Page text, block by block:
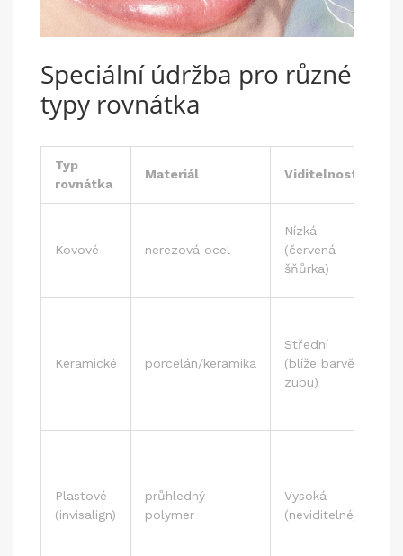
Speciální údržba pro různé
typy rovnátka
Typ
rovnátka
Materiál Viditelnost
Kovové nerezová ocel
Nízká
(červená
šňůrka)
Keramické porcelán/keramika
Střední
(blíže barvě
zubu)
Plastové
(invisalign)
průhledný
polymer
Vysoká
(neviditelné)